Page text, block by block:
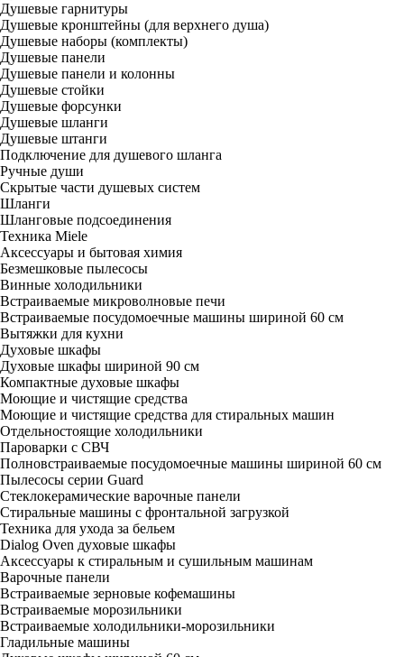
Душевые гарнитуры
Душевые кронштейны (для верхнего душа)
Душевые наборы (комплекты)
Душевые панели
Душевые панели и колонны
Душевые стойки
Душевые форсунки
Душевые шланги
Душевые штанги
Подключение для душевого шланга
Ручные души
Скрытые части душевых систем
Шланги
Шланговые подсоединения
Техника Miele
Аксессуары и бытовая химия
Безмешковые пылесосы
Винные холодильники
Встраиваемые микроволновые печи
Встраиваемые посудомоечные машины шириной 60 см
Вытяжки для кухни
Духовые шкафы
Духовые шкафы шириной 90 см
Компактные духовые шкафы
Моющие и чистящие средства
Моющие и чистящие средства для стиральных машин
Отдельностоящие холодильники
Пароварки с СВЧ
Полновстраиваемые посудомоечные машины шириной 60 см
Пылесосы серии Guard
Стеклокерамические варочные панели
Стиральные машины с фронтальной загрузкой
Техника для ухода за бельем
Dialog Oven духовые шкафы
Аксессуары к стиральным и сушильным машинам
Варочные панели
Встраиваемые зерновые кофемашины
Встраиваемые морозильники
Встраиваемые холодильники-морозильники
Гладильные машины